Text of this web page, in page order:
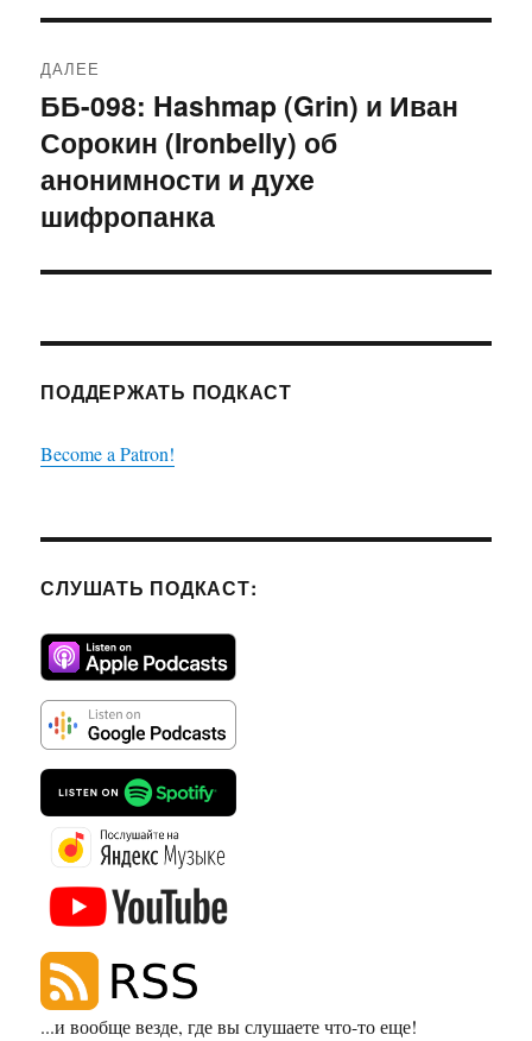
ДАЛЕЕ
Следующая
запись:
ББ-098: Hashmap (Grin) и Иван
Сорокин (Ironbelly) об
анонимности и духе
шифропанка
ПОДДЕРЖАТЬ ПОДКАСТ
Become a Patron!
СЛУШАТЬ ПОДКАСТ:
...и вообще везде, где вы слушаете что-то еще!